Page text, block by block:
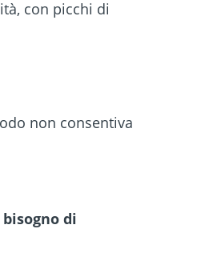
con picchi di
non consentiva
di